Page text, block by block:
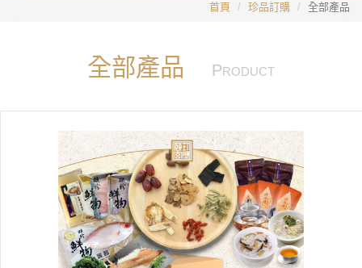
首頁 珍品訂購 全部產品
全部產品 PRODUCT